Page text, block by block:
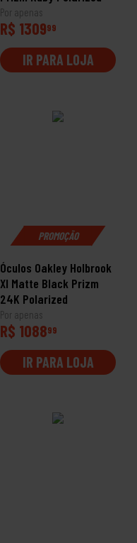
Por apenas
R$ 130999
IR PARA LOJA
PROMOÇÃO
Óculos Oakley Holbrook
Xl Matte Black Prizm
24K Polarized
Por apenas
R$ 108899
IR PARA LOJA